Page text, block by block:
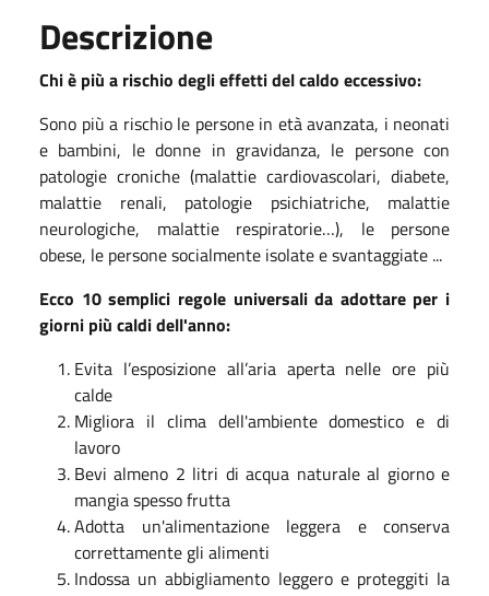
Descrizione
Chi è più a rischio degli effetti del caldo eccessivo:
Sono più a rischio le persone in età avanzata, i neonati
e bambini, le donne in gravidanza, le persone con
patologie croniche (malattie cardiovascolari, diabete,
malattie renali, patologie psichiatriche, malattie
neurologiche, malattie respiratorie…), le persone
obese, le persone socialmente isolate e svantaggiate ...
Ecco 10 semplici regole universali da adottare per i
giorni più caldi dell'anno:
Evita l’esposizione all’aria aperta nelle ore più
calde
Migliora il clima dell'ambiente domestico e di
lavoro
Bevi almeno 2 litri di acqua naturale al giorno e
mangia spesso frutta
Adotta un'alimentazione leggera e conserva
correttamente gli alimenti
Indossa un abbigliamento leggero e proteggiti la